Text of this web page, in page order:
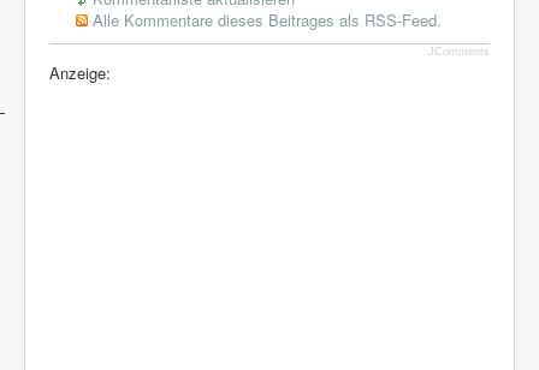
Alle Kommentare dieses Beitrages als RSS-Feed.
JComments
Anzeige: